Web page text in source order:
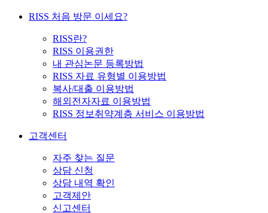
RISS 처음 방문 이세요?
RISS란?
RISS 이용권한
내 관심논문 등록방법
RISS 자료 유형별 이용방법
복사/대출 이용방법
해외전자자료 이용방법
RISS 정보취약계층 서비스 이용방법
고객센터
자주 찾는 질문
상담 신청
상담 내역 확인
고객제안
신고센터